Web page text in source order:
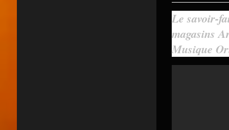
Le savoir-
magasins
Musique